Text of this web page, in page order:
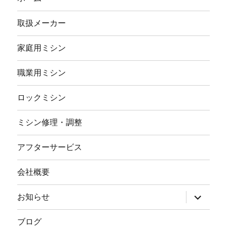
取扱メーカー
家庭用ミシン
職業用ミシン
ロックミシン
ミシン修理・調整
アフターサービス
会社概要
お知らせ
サ
ブ
メ
ブログ